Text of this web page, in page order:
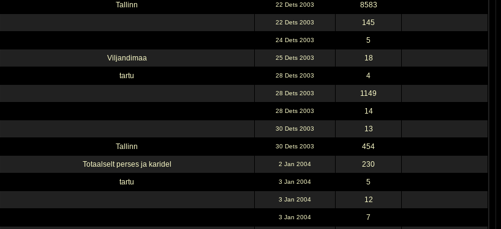
Tallinn 22 Dets 2003 8583
22 Dets 2003 145
24 Dets 2003 5
Viljandimaa 25 Dets 2003 18
tartu 28 Dets 2003 4
28 Dets 2003 1149
28 Dets 2003 14
30 Dets 2003 13
Tallinn 30 Dets 2003 454
Totaalselt perses ja karidel 2 Jan 2004 230
tartu 3 Jan 2004 5
3 Jan 2004 12
3 Jan 2004 7